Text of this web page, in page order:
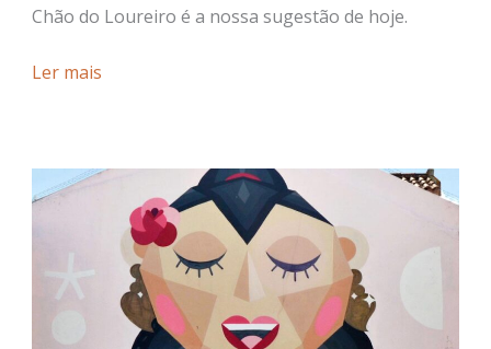
Chão do Loureiro é a nossa sugestão de hoje.
Arte
do
Loureiro
Ler mais